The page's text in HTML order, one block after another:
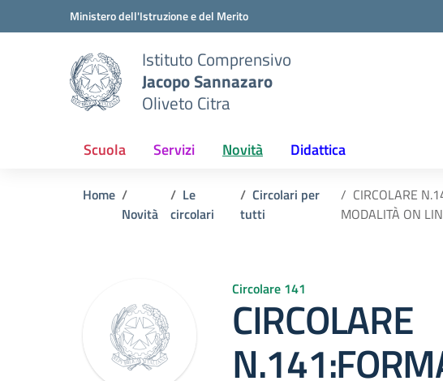
Vai ai contenuti
Vai al menu di navigazioneMinistero dell'Istruzione e del Merito
Istituto Comprensivo
Jacopo Sannazaro
Oliveto Citra
Scuola Servizi Novità Didattica
Home
Novità
Le
circolari
Circolari per
tutti
CIRCOLARE
MODALITÀ ON
Circolare 141
CIRCOLARE